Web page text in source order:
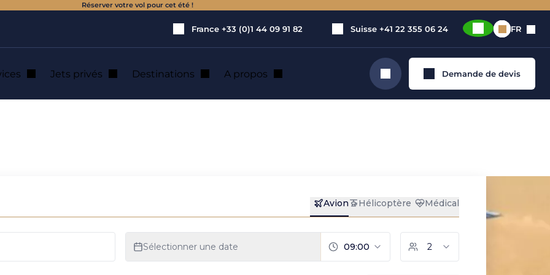
Réserver votre vol pour cet été !
France +33 (0)1 44 09 91 82 Suisse +41 22 355 06 24 FR
Jets privés Destinations A propos Rechercher Demande de devis